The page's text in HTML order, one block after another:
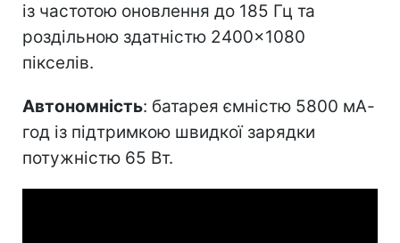
із частотою оновлення до 185 Гц та
роздільною здатністю 2400×1080
пікселів.
Автономність: батарея ємністю 5800 мА-
год із підтримкою швидкої зарядки
потужністю 65 Вт.